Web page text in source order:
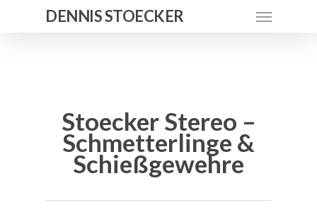
DENNIS STOECKER
Stoecker Stereo –
Schmetterlinge &
Schießgewehre